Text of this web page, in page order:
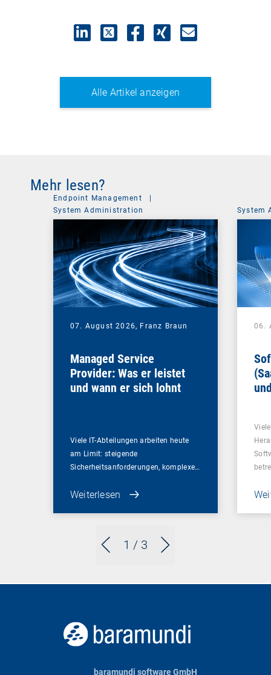
Alle Artikel anzeigen
Mehr lesen?
1 / 3
Endpoint Management
|
System Administration
07. August 2026, Franz Braun
Managed Service
Provider: Was er leistet
und wann er sich lohnt
Viele IT-Abteilungen arbeiten heute
am Limit: steigende
Sicherheitsanforderungen, komplexe…
Weiterlesen
System
06.
baramundi software GmbH